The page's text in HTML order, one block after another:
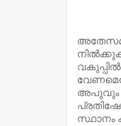
അപുവും
സ്ഥാനം